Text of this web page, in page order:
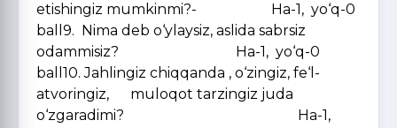
etishingiz mumkinmi?- Ha-1, yo‘q-0
ball9. Nima deb o‘ylaysiz, aslida sabrsiz
odammisiz? Ha-1, yo‘q-0
ball10. Jahlingiz chiqqanda , o‘zingiz, fe‘l-
atvoringiz, muloqot tarzingiz juda
o‘zgaradimi? Ha-1,